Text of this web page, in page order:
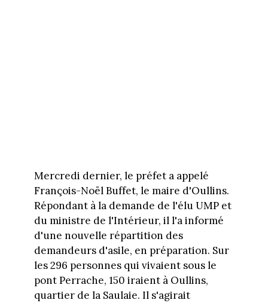
Mercredi dernier, le préfet a appelé
François-Noël Buffet, le maire d'Oullins.
Répondant à la demande de l'élu UMP et
du ministre de l'Intérieur, il l'a informé
d'une nouvelle répartition des
demandeurs d'asile, en préparation. Sur
les 296 personnes qui vivaient sous le
pont Perrache, 150 iraient à Oullins,
quartier de la Saulaie. Il s'agirait